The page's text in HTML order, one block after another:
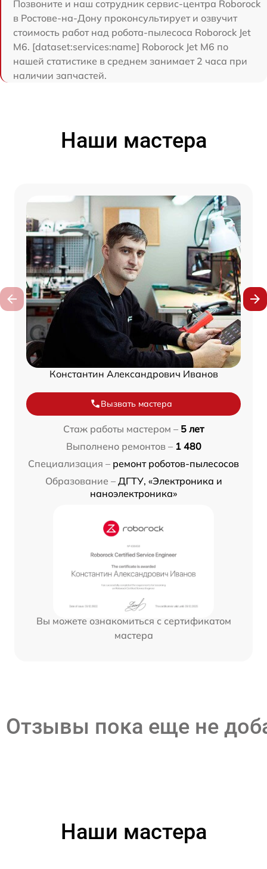
Позвоните и наш сотрудник сервис-центра Roborock
в Ростове-на-Дону проконсультирует и озвучит
стоимость работ над робота-пылесоса Roborock Jet
M6. [dataset:services:name] Roborock Jet M6 по
нашей статистике в среднем занимает 2 часа при
наличии запчастей.
Наши мастера
Константин Александрович Иванов
Вызвать мастера
Стаж работы мастером – 5 лет
Выполнено ремонтов – 1 480
Специализация – ремонт роботов-пылесосов
Образование – ДГТУ, «Электроника и
наноэлектроника»
Вы можете ознакомиться с сертификатом
мастера
Отзывы пока еще не
Наши мастера